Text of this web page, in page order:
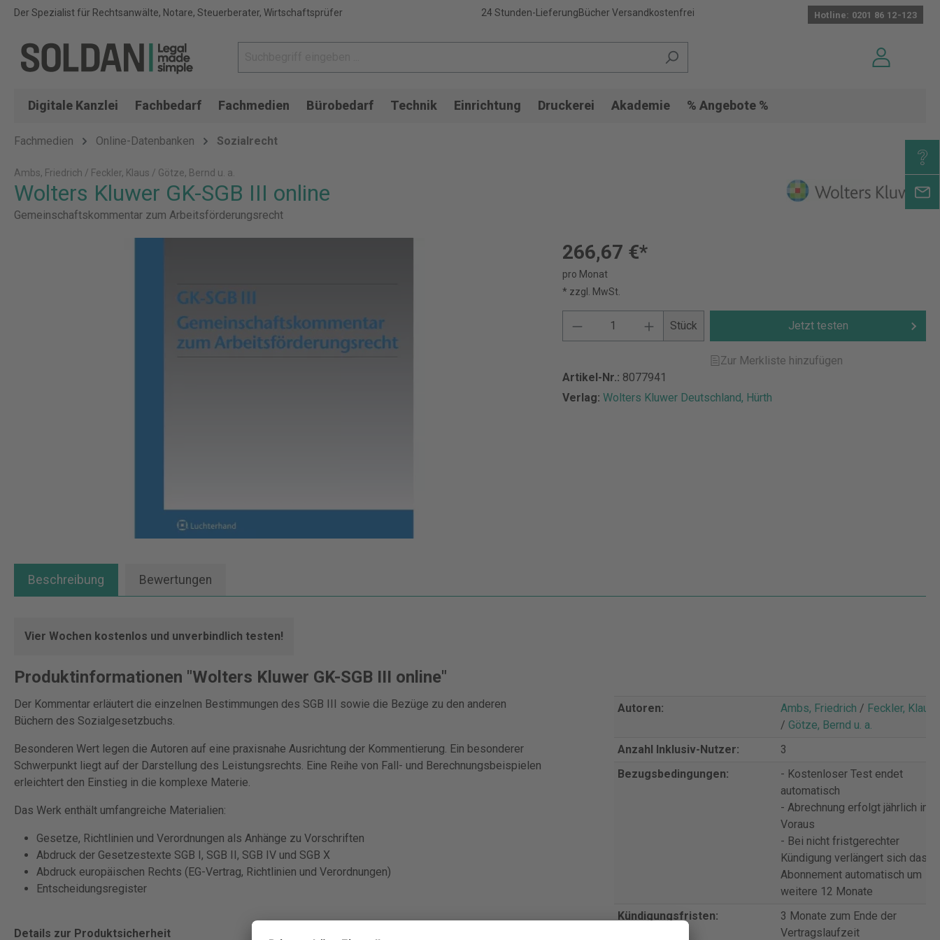
Der Spezialist für Rechtsanwälte, Notare, Steuerberater, Wirtschaftsprüfer 24 Stunden-LieferungBücher Versandkostenfrei Hotline: 0201 86 12-123
Digitale Kanzlei Fachbedarf Fachmedien Bürobedarf Technik Einrichtung Druckerei Akademie % Angebote %
Fachmedien Online-Datenbanken Sozialrecht
Ambs, Friedrich / Feckler, Klaus / Götze, Bernd u. a.
Wolters Kluwer GK-SGB III online
Gemeinschaftskommentar zum Arbeitsförderungsrecht
266,67 €*
pro Monat
* zzgl. MwSt.
Stück Jetzt testen
Zur Merkliste hinzufügen
Artikel-Nr.: 8077941
Verlag: Wolters Kluwer Deutschland, Hürth
Beschreibung Bewertungen
Vier Wochen kostenlos und unverbindlich testen!
Produktinformationen "Wolters Kluwer GK-SGB III online"
Der Kommentar erläutert die einzelnen Bestimmungen des SGB III sowie die Bezüge zu den anderen
Büchern des Sozialgesetzbuchs.
Besonderen Wert legen die Autoren auf eine praxisnahe Ausrichtung der Kommentierung. Ein besonderer
Schwerpunkt liegt auf der Darstellung des Leistungsrechts. Eine Reihe von Fall- und Berechnungsbeispielen
erleichtert den Einstieg in die komplexe Materie.
Das Werk enthält umfangreiche Materialien:
Gesetze, Richtlinien und Verordnungen als Anhänge zu Vorschriften
Abdruck der Gesetzestexte SGB I, SGB II, SGB IV und SGB X
Abdruck europäischen Rechts (EG-Vertrag, Richtlinien und Verordnungen)
Entscheidungsregister
Details zur Produktsicherheit
Autoren: Ambs, Friedrich / Feckler, Klaus
/ Götze, Bernd u. a.
Anzahl Inklusiv-Nutzer:
3
Bezugsbedingungen:
- Kostenloser Test endet
automatisch
- Abrechnung erfolgt jährlich im
Voraus
- Bei nicht fristgerechter
Kündigung verlängert sich das
Abonnement automatisch um
weitere 12 Monate
Kündigungsfristen:
3 Monate zum Ende der
Vertragslaufzeit